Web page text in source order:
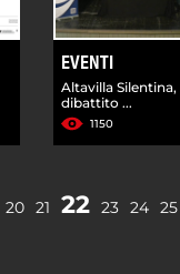
EVENTI
Altavilla Silentina,
dibattito ...
1150
20 21 22 23 24 25